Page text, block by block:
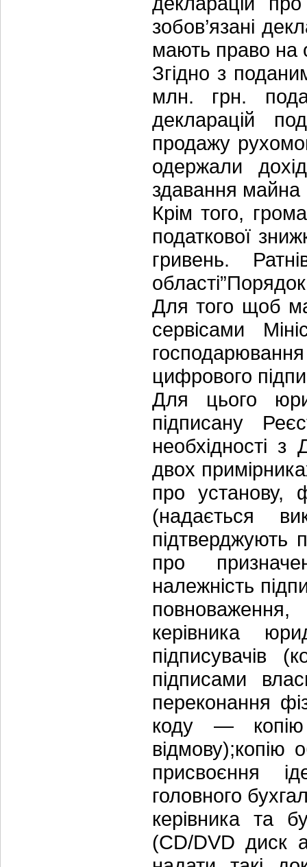
зобов’язані
мають право на
Згідно з
млн. грн.
декларацій
продажу
одержали
здавання майна
Крім того,
податкової
гривень.
Для того щоб
сервісами
цифрового
Для цього
підписану
необхідності з
двох
про установу,
(надається
підтверджують
про
належність
керівника
підписувачів
підписами
переконання
коду — копію
відмову);копію
присвоєння
головного
керівника та
(CD/DVD диск